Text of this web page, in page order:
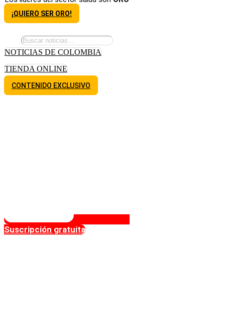
¡QUIERO SER ORO!
NOTICIAS DE COLOMBIA
TIENDA ONLINE
CONTENIDO EXCLUSIVO
Suscripción gratuita